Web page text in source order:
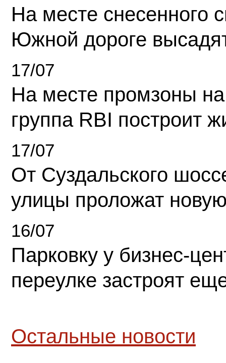
На месте снесенного
Южной дороге
17/07
На месте промзоны
группа RBI построит
17/07
От Суздальского
улицы проложат
16/07
Парковку у бизнес-
переулке застроят
Остальные новости